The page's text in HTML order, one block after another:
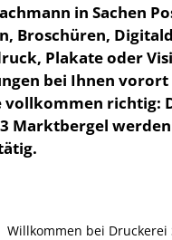
in Sachen
Broschüren,
Plakate oder
bei Ihnen vorort
vollkommen richtig:
Marktbergel
Willkommen bei Druckerei